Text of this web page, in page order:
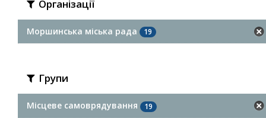
Організації
Моршинська міська рада 19
Групи
Місцеве самоврядування 19